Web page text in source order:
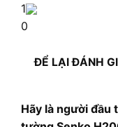
1
0
ĐỂ LẠI ĐÁNH
Hãy là người đầu